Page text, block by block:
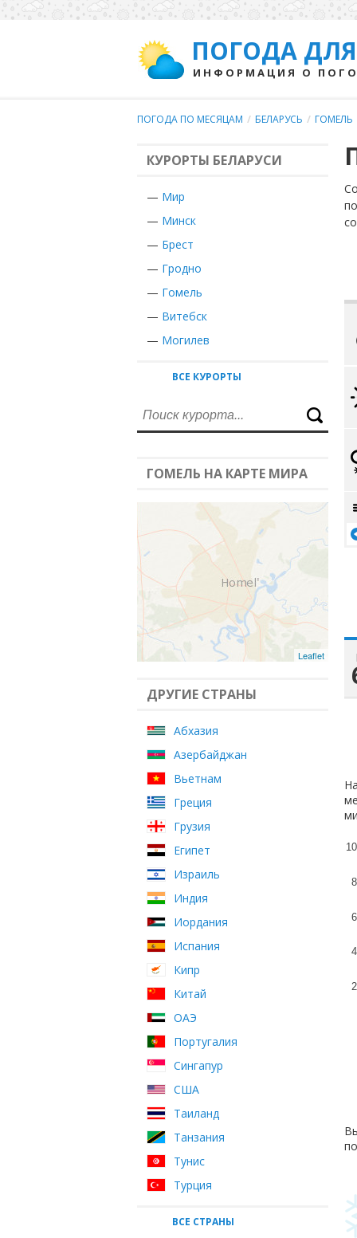
ПОГОДА
ИНФОРМАЦИЯ О
ПОГОДА ПО МЕСЯЦАМ / БЕЛАРУСЬ / ГОМЕЛЬ
КУРОРТЫ БЕЛАРУСИ
— Мир
— Минск
— Брест
— Гродно
— Гомель
— Витебск
— Могилев
ВСЕ КУРОРТЫ
ГОМЕЛЬ НА КАРТЕ МИРА
Leaflet
ДРУГИЕ СТРАНЫ
Абхазия
Азербайджан
Вьетнам
Греция
Грузия
Египет
Израиль
Индия
Иордания
Испания
Кипр
Китай
ОАЭ
Португалия
Сингапур
США
Таиланд
Танзания
Тунис
Турция
ВСЕ СТРАНЫ